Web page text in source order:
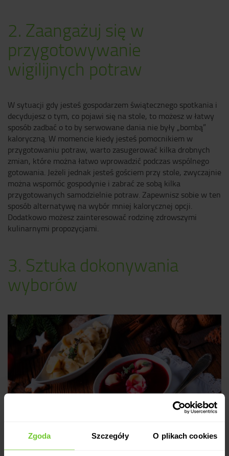
Zgoda Szczegóły O plikach cookies
2. Zaangażuj się w
przygotowywanie
wigilijnych potraw
W sytuacji gdy jesteś gospodarzem świątecznego spotkania i
decydujesz o tym, co pojawi się na stole, to możesz w łatwy
sposób zadbać o to by serwowane dania nie były „bombą”
kaloryczną. W momencie kiedy jesteś pomocnikiem w
przygotowaniu potraw, warto zasugerować kilka drobnych
zmian, które można łatwo wprowadzić podczas wspólnego
gotowania. Jeżeli jednak jesteś gościem przy stole, zwyczajnie
można wspomóc gospodynie i zabrać ze sobą kilka
przygotowanych samodzielnie potraw. Zapewnisz sobie w ten
sposób alternatywę na wybór mniej kalorycznej opcji.
Dodatkowo możesz zainteresować rodzinę zdrowszymi
kulinarnymi propozycjami.
3. Sztuka dokonywania
wyborów